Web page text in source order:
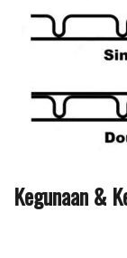
Kegunaan &